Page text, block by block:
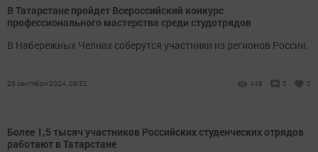
В Татарстане пройдет Всероссийский конкурс
профессионального мастерства среди студотрядов
В Набережных Челнах соберутся участники из регионов России.
26 сентября 2024, 08:32 448 0 0
Более 1,5 тысяч участников Российских студенческих отрядов
работают в Татарстане